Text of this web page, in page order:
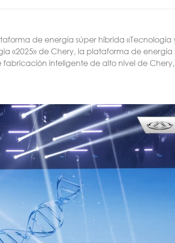
de energía súper híbrida «Tecnología
«2025» de Chery, la plataforma de energía
inteligente de alto nivel de